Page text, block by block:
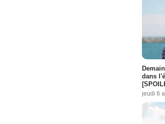
dans
jeudi 6